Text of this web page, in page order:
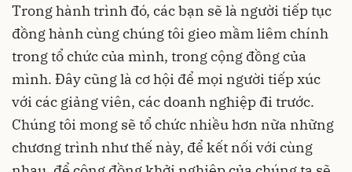
Trong hành trình đó, các bạn sẽ là người tiếp tục
đồng hành cùng chúng tôi gieo mầm liêm chính
trong tổ chức của mình, trong cộng đồng của
mình. Đây cũng là cơ hội để mọi người tiếp xúc
với các giảng viên, các doanh nghiệp đi trước.
Chúng tôi mong sẽ tổ chức nhiều hơn nữa những
chương trình như thế này, để kết nối với cùng